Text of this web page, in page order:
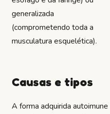
generalizada
(comprometendo toda a
musculatura esquelética).
Causas e tipos
A forma adquirida autoimune